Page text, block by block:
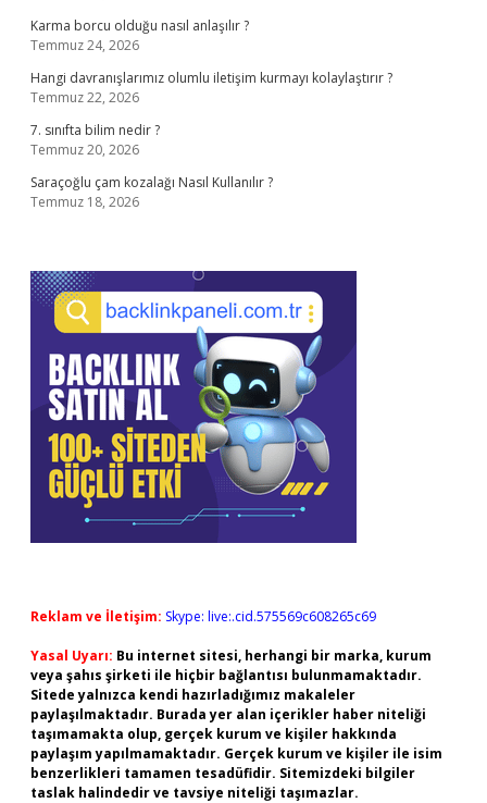
Karma borcu olduğu nasıl anlaşılır ?
Temmuz 24, 2026
Hangi davranışlarımız olumlu iletişim kurmayı kolaylaştırır ?
Temmuz 22, 2026
7. sınıfta bilim nedir ?
Temmuz 20, 2026
Saraçoğlu çam kozalağı Nasıl Kullanılır ?
Temmuz 18, 2026
Reklam ve İletişim: Skype: live:.cid.575569c608265c69
Yasal Uyarı: Bu internet sitesi, herhangi bir marka, kurum
veya şahıs şirketi ile hiçbir bağlantısı bulunmamaktadır.
Sitede yalnızca kendi hazırladığımız makaleler
paylaşılmaktadır. Burada yer alan içerikler haber niteliği
taşımamakta olup, gerçek kurum ve kişiler hakkında
paylaşım yapılmamaktadır. Gerçek kurum ve kişiler ile isim
benzerlikleri tamamen tesadüfidir. Sitemizdeki bilgiler
taslak halindedir ve tavsiye niteliği taşımazlar.